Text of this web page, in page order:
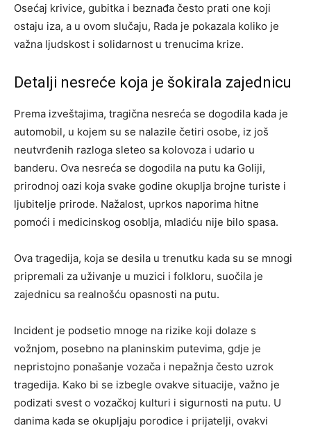
Osećaj krivice, gubitka i beznađa često prati one koji
ostaju iza, a u ovom slučaju, Rada je pokazala koliko je
važna ljudskost i solidarnost u trenucima krize.
Detalji nesreće koja je šokirala zajednicu
Prema izveštajima, tragična nesreća se dogodila kada je
automobil, u kojem su se nalazile četiri osobe, iz još
neutvrđenih razloga sleteo sa kolovoza i udario u
banderu. Ova nesreća se dogodila na putu ka Goliji,
prirodnoj oazi koja svake godine okuplja brojne turiste i
ljubitelje prirode. Nažalost, uprkos naporima hitne
pomoći i medicinskog osoblja, mladiću nije bilo spasa.
Ova tragedija, koja se desila u trenutku kada su se mnogi
pripremali za uživanje u muzici i folkloru, suočila je
zajednicu sa realnošću opasnosti na putu.
Incident je podsetio mnoge na rizike koji dolaze s
vožnjom, posebno na planinskim putevima, gdje je
nepristojno ponašanje vozača i nepažnja često uzrok
tragedija. Kako bi se izbegle ovakve situacije, važno je
podizati svest o vozačkoj kulturi i sigurnosti na putu. U
danima kada se okupljaju porodice i prijatelji, ovakvi